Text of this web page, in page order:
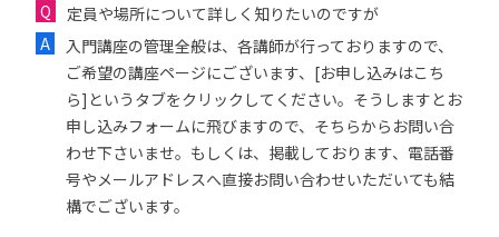
定員や場所について詳しく知りたいのですが
入門講座の管理全般は、各講師が行っておりますので、
ご希望の講座ページにございます、[お申し込みはこち
ら]というタブをクリックしてください。そうしますとお
申し込みフォームに飛びますので、そちらからお問い合
わせ下さいませ。もしくは、掲載しております、電話番
号やメールアドレスへ直接お問い合わせいただいても結
構でございます。